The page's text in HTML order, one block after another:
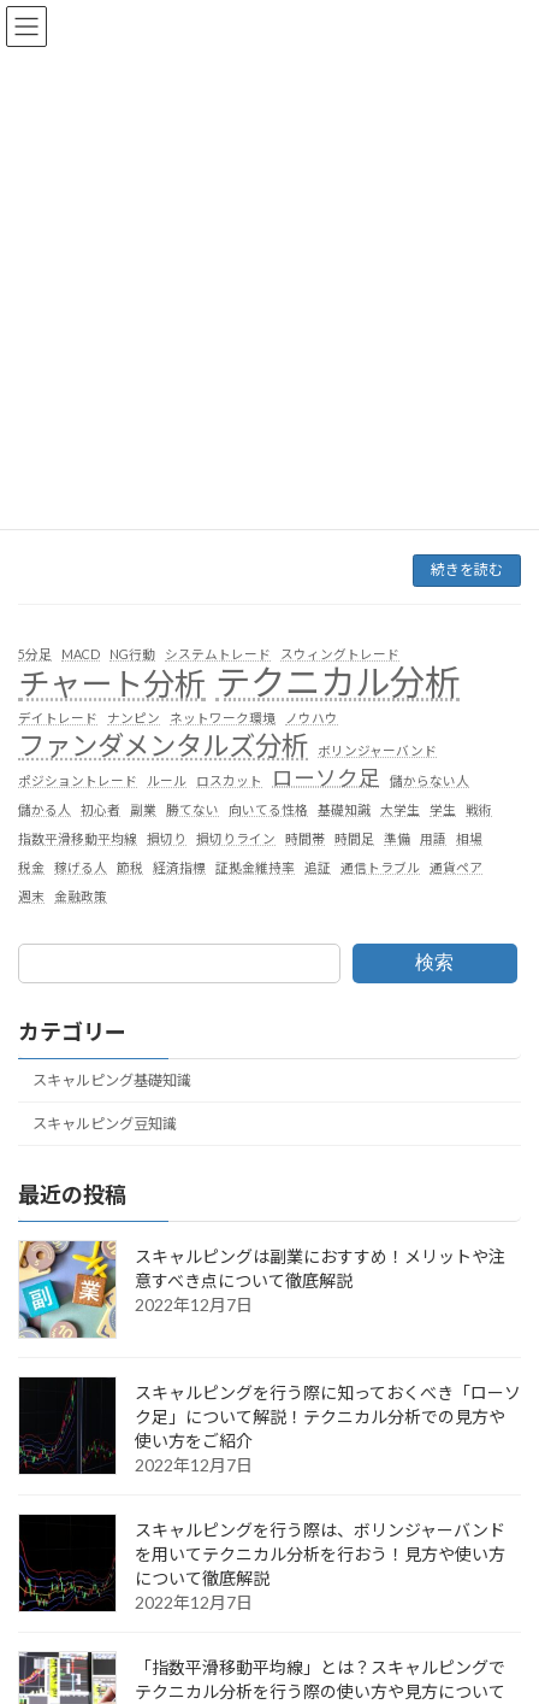
コ
ン
ナ
ビ
続きを読む
5分足 MACD NG行動 システムトレード スウィングトレード
チャート分析 テクニカル分析
デイトレード ナンピン ネットワーク環境 ノウハウ
ファンダメンタルズ分析
ボリンジャーバンド
ポジショントレード
ルール ロスカット ローソク足
儲からない人
儲かる人
初心者 副業 勝てない 向いてる性格 基礎知識 大学生 学生
戦術
指数平滑移動平均線
損切り 損切りライン 時間帯 時間足 準備 用語
相場
税金
稼げる人 節税 経済指標 証拠金維持率 追証 通信トラブル
通貨ペア
週末
金融政策
検索
カテゴリー
スキャルピング基礎知識
スキャルピング豆知識
最近の投稿
スキャルピングは副業におすすめ！メリットや注
意すべき点について徹底解説
2022年12月7日
スキャルピングを行う際に知っておくべき「ローソ
ク足」について解説！テクニカル分析での見方や
使い方をご紹介
2022年12月7日
スキャルピングを行う際は、ボリンジャーバンド
を用いてテクニカル分析を行おう！見方や使い方
について徹底解説
2022年12月7日
「指数平滑移動平均線」とは？スキャルピングで
テクニカル分析を行う際の使い方や見方について